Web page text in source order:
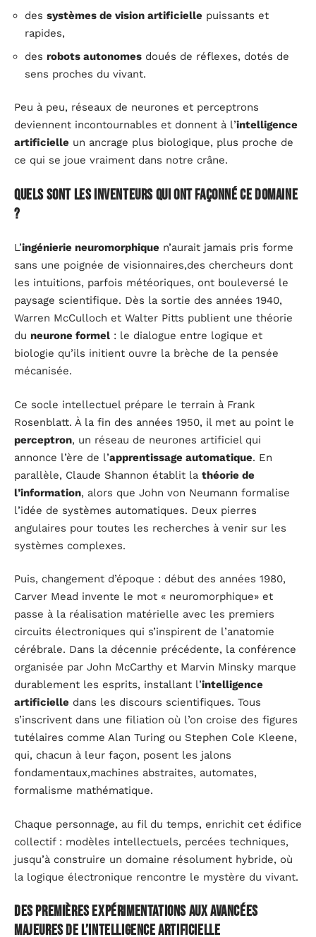
des systèmes de vision artificielle puissants et
rapides,
des robots autonomes doués de réflexes, dotés de
sens proches du vivant.
Peu à peu, réseaux de neurones et perceptrons
deviennent incontournables et donnent à l’intelligence
artificielle un ancrage plus biologique, plus proche de
ce qui se joue vraiment dans notre crâne.
Quels sont les inventeurs qui ont façonné ce domaine
?
L’ingénierie neuromorphique n’aurait jamais pris forme
sans une poignée de visionnaires,des chercheurs dont
les intuitions, parfois météoriques, ont bouleversé le
paysage scientifique. Dès la sortie des années 1940,
Warren McCulloch et Walter Pitts publient une théorie
du neurone formel : le dialogue entre logique et
biologie qu’ils initient ouvre la brèche de la pensée
mécanisée.
Ce socle intellectuel prépare le terrain à Frank
Rosenblatt. À la fin des années 1950, il met au point le
perceptron, un réseau de neurones artificiel qui
annonce l’ère de l’apprentissage automatique. En
parallèle, Claude Shannon établit la théorie de
l’information, alors que John von Neumann formalise
l’idée de systèmes automatiques. Deux pierres
angulaires pour toutes les recherches à venir sur les
systèmes complexes.
Puis, changement d’époque : début des années 1980,
Carver Mead invente le mot « neuromorphique» et
passe à la réalisation matérielle avec les premiers
circuits électroniques qui s’inspirent de l’anatomie
cérébrale. Dans la décennie précédente, la conférence
organisée par John McCarthy et Marvin Minsky marque
durablement les esprits, installant l’intelligence
artificielle dans les discours scientifiques. Tous
s’inscrivent dans une filiation où l’on croise des figures
tutélaires comme Alan Turing ou Stephen Cole Kleene,
qui, chacun à leur façon, posent les jalons
fondamentaux,machines abstraites, automates,
formalisme mathématique.
Chaque personnage, au fil du temps, enrichit cet édifice
collectif : modèles intellectuels, percées techniques,
jusqu’à construire un domaine résolument hybride, où
la logique électronique rencontre le mystère du vivant.
Des premières expérimentations aux avancées
majeures de l’intelligence artificielle